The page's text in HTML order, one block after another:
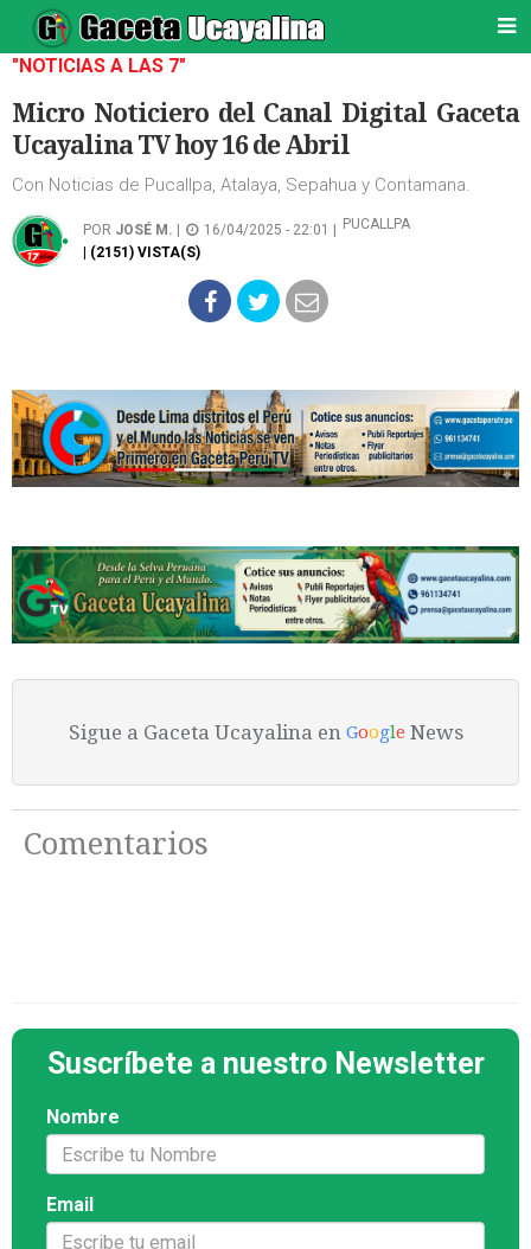
"NOTICIAS A LAS 7"
Micro Noticiero del Canal Digital Gaceta
Ucayalina TV hoy 16 de Abril
Con Noticias de Pucallpa, Atalaya, Sepahua y Contamana.
POR JOSÉ M. 16/04/2025 - 22:01 |
PUCALLPA
| (2151) VISTA(S)
Sigue a Gaceta Ucayalina en Google News
Comentarios
Suscríbete a nuestro Newsletter
Nombre
Email